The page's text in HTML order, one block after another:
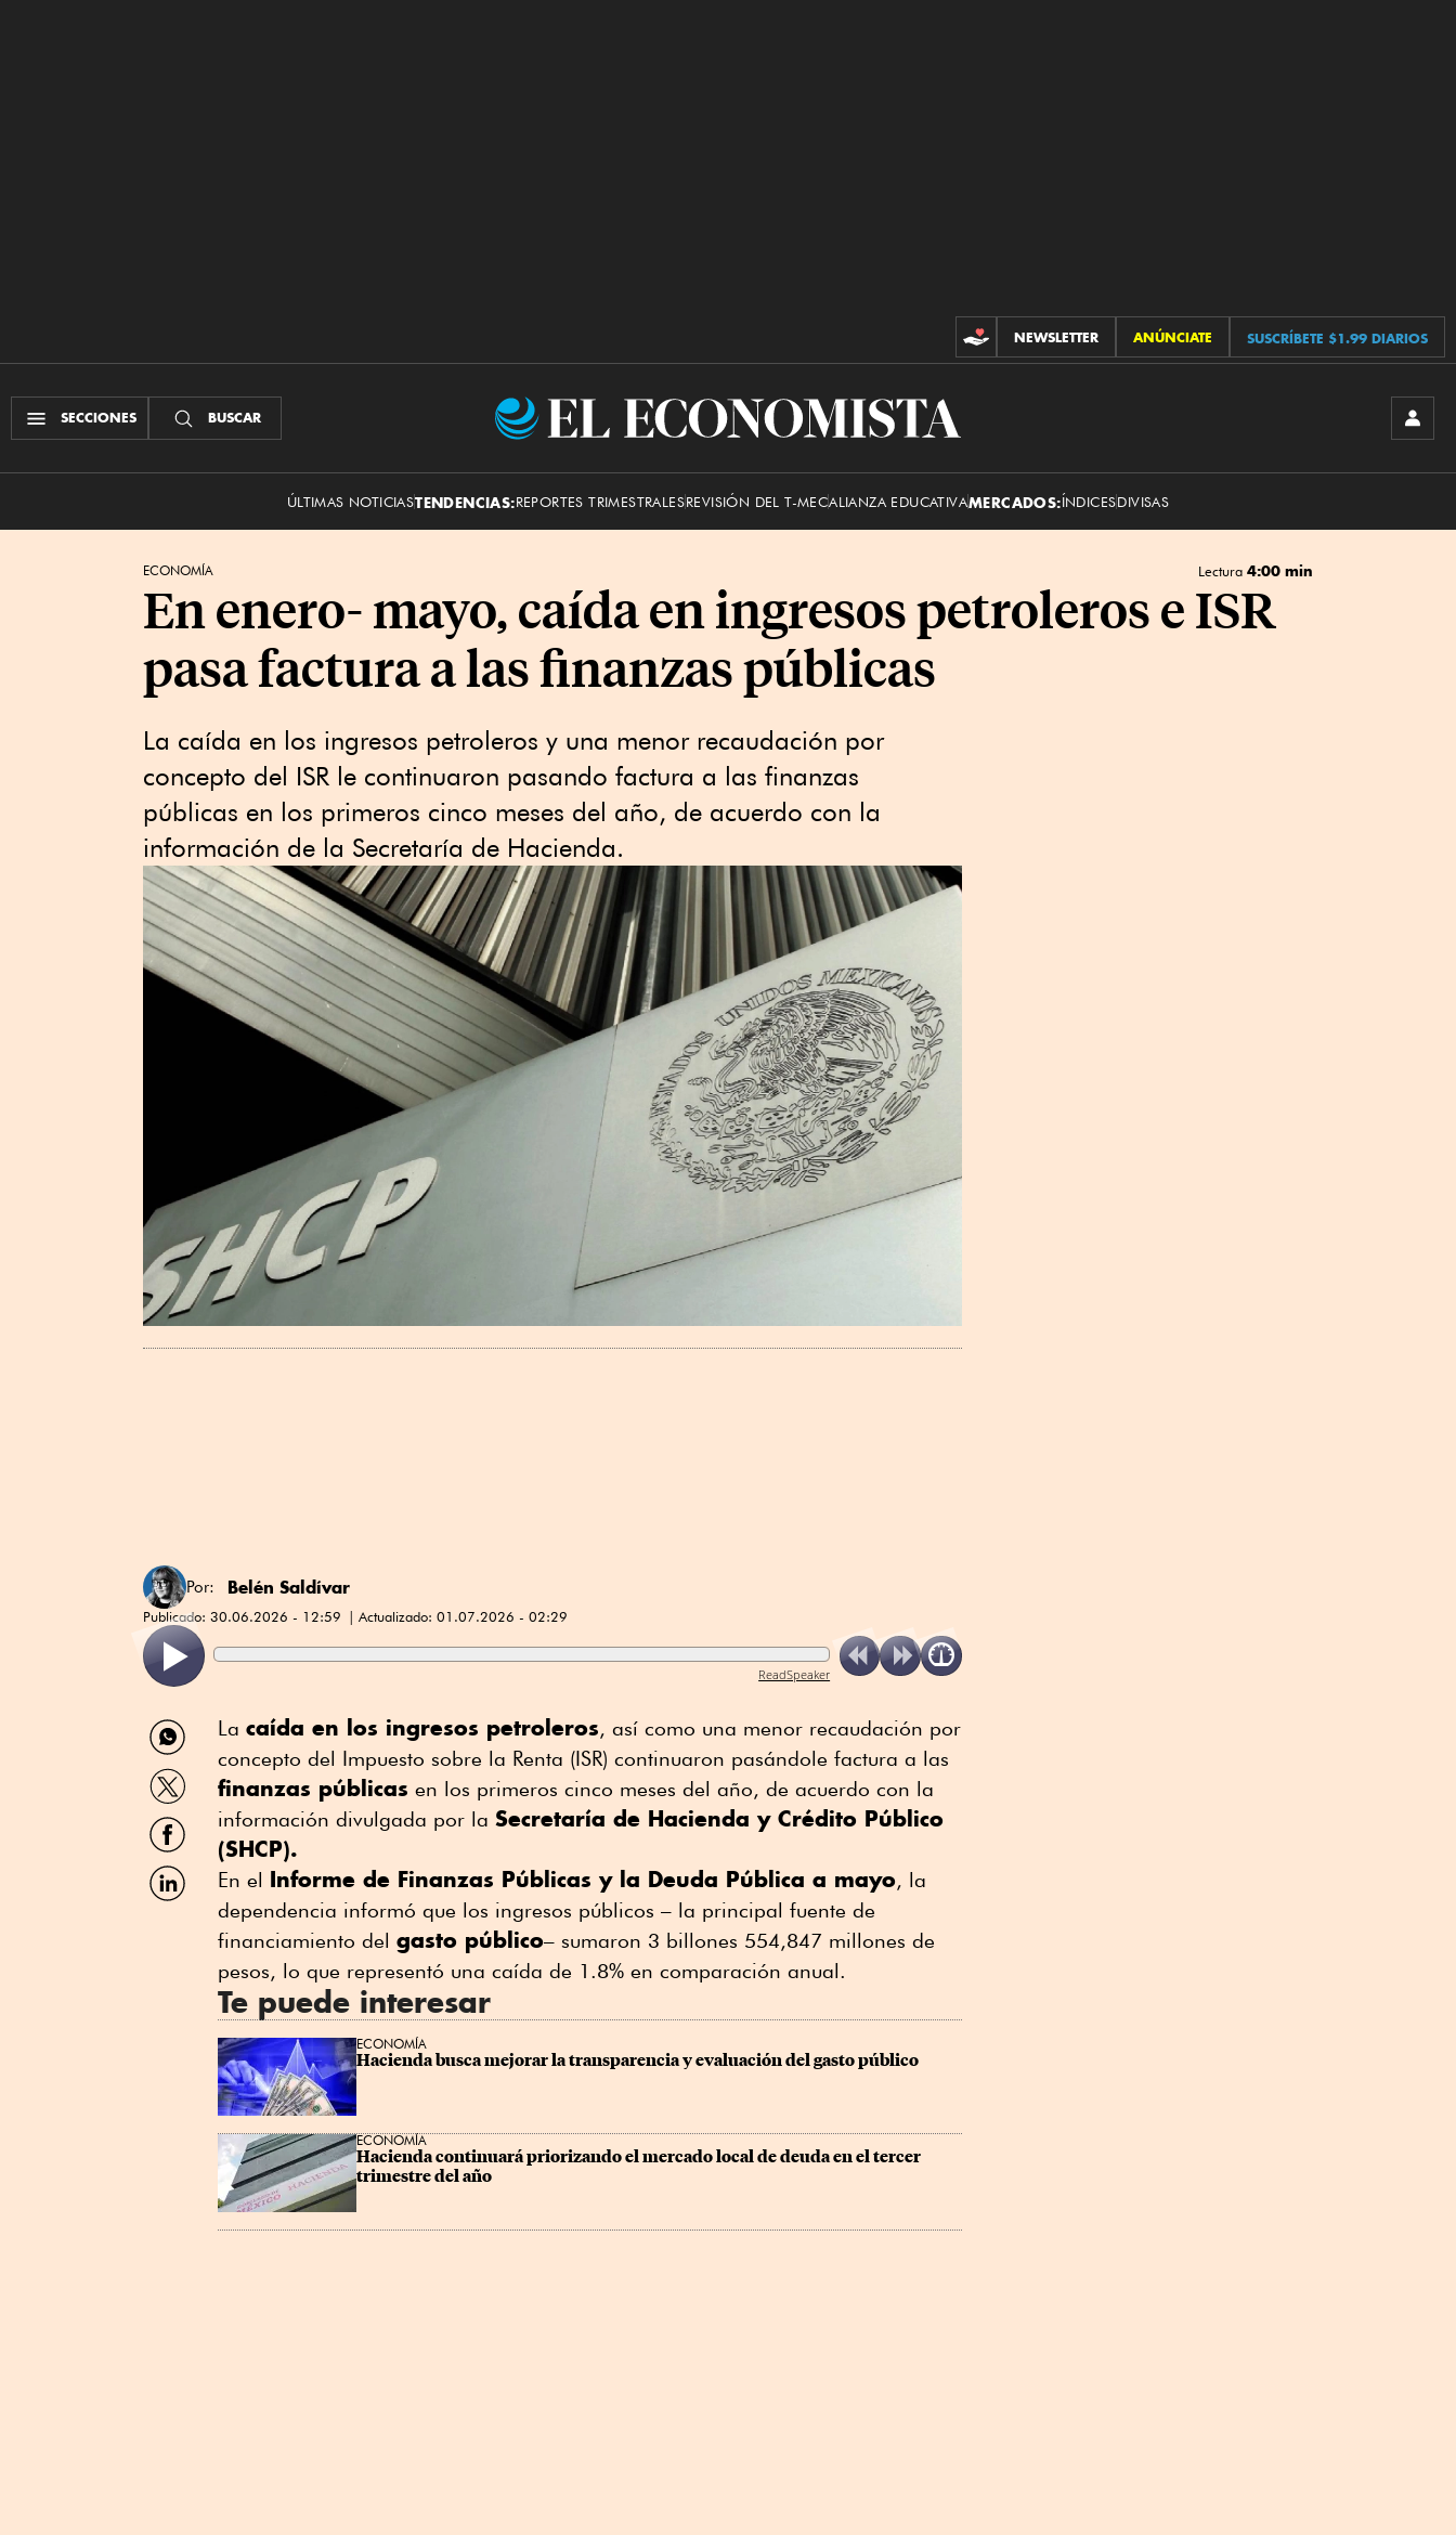
CONTRIBUCIONES
NEWSLETTER ANÚNCIATE SUSCRÍBETE $1.99 DIARIOS
SECCIONES BUSCAR
El
ÚLTIMAS NOTICIASTENDENCIAS:REPORTES TRIMESTRALESREVISIÓN DEL T-MECALIANZA EDUCATIVAMERCADOS:ÍNDICESDIVISAS
ECONOMÍA Lectura 4:00 min
En enero- mayo, caída en ingresos petroleros e ISR
pasa factura a las finanzas públicas
La caída en los ingresos petroleros y una menor recaudación por
concepto del ISR le continuaron pasando factura a las finanzas
públicas en los primeros cinco meses del año, de acuerdo con la
información de la Secretaría de Hacienda.
Por: Belén Saldívar
Publicado: 30.06.2026 - 12:59 Actualizado: 01.07.2026 - 02:29
ReadSpeaker
Compartir
por
WhatsApp
Compartir
por
Twitter
Compartir
por
Facebook
Compartir
por
La caída en los ingresos petroleros, así como una menor recaudación por
concepto del Impuesto sobre la Renta (ISR) continuaron pasándole factura a las
finanzas públicas en los primeros cinco meses del año, de acuerdo con la
información divulgada por la Secretaría de Hacienda y Crédito Público
(SHCP).
En el Informe de Finanzas Públicas y la Deuda Pública a mayo, la
dependencia informó que los ingresos públicos – la principal fuente de
financiamiento del gasto público– sumaron 3 billones 554,847 millones de
pesos, lo que representó una caída de 1.8% en comparación anual.
Te puede interesar
ECONOMÍA
Hacienda busca mejorar la transparencia y evaluación del gasto público
ECONOMÍA
Hacienda continuará priorizando el mercado local de deuda en el tercer
trimestre del año